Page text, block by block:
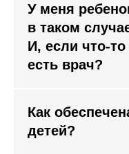
У меня
в таком
И, если что-
есть врач?
Как
детей?